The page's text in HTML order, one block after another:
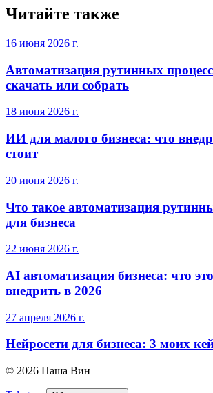
Читайте также
16 июня 2026 г.
Автоматизация рутинных
скачать или собрать
18 июня 2026 г.
ИИ для малого бизнеса: что
стоит
20 июня 2026 г.
Что такое автоматизация
для бизнеса
22 июня 2026 г.
AI автоматизация бизнеса: что
внедрить в 2026
27 апреля 2026 г.
Нейросети для бизнеса: 3 моих
© 2026 Паша Вин